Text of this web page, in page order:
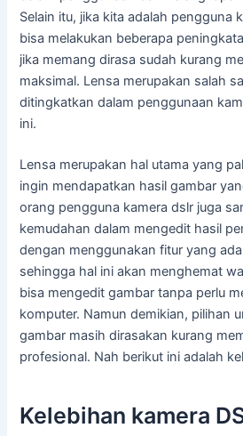
Selain itu, jika kita adalah pengguna
bisa melakukan beberapa
jika memang dirasa sudah kurang
maksimal. Lensa merupakan salah
ditingkatkan dalam penggunaan
ini.
Lensa merupakan hal utama yang
ingin mendapatkan hasil gambar
orang pengguna kamera dslr juga
kemudahan dalam mengedit hasil
dengan menggunakan fitur yang
sehingga hal ini akan menghemat
bisa mengedit gambar tanpa perlu
komputer. Namun demikian, pilihan
gambar masih dirasakan kurang
profesional. Nah berikut ini adalah
Kelebihan kamera